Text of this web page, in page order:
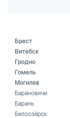
Брест
Витебск
Гродно
Гомель
Могилев
Барановичи
Барань
Белоозёрск